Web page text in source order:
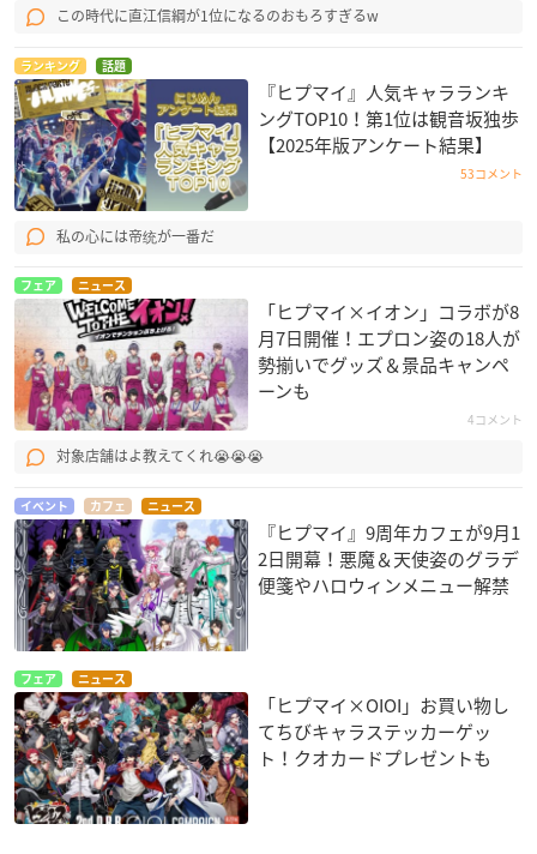
この時代に直江信綱が1位になるのおもろすぎるw
ランキング 話題
『ヒプマイ』人気キャラランキ
ングTOP10！第1位は観音坂独歩
【2025年版アンケート結果】
53コメント
私の心には帝统が一番だ
フェア ニュース
「ヒプマイ×イオン」コラボが8
月7日開催！エプロン姿の18人が
勢揃いでグッズ＆景品キャンペ
ーンも
4コメント
対象店舗はよ教えてくれ😭😭😭
イベント カフェ ニュース
『ヒプマイ』9周年カフェが9月1
2日開幕！悪魔＆天使姿のグラデ
便箋やハロウィンメニュー解禁
フェア ニュース
「ヒプマイ×OIOI」お買い物し
てちびキャラステッカーゲッ
ト！クオカードプレゼントも